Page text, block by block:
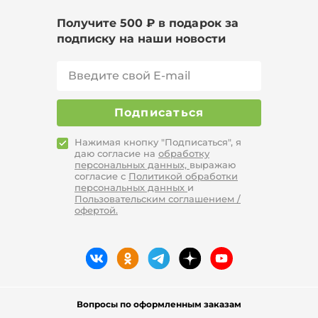
Получите 500 ₽ в подарок за
подписку на наши новости
Подписаться
Нажимая кнопку "Подписаться", я
даю согласие на обработку
персональных данных, выражаю
согласие с Политикой обработки
персональных данных и
Пользовательским соглашением /
офертой.
Вопросы по оформленным заказам